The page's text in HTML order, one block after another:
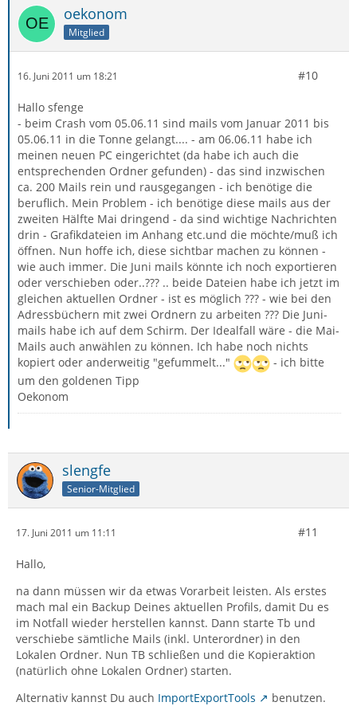
oekonom
Mitglied
16. Juni 2011 um 18:21 #10
Hallo sfenge
- beim Crash vom 05.06.11 sind mails vom Januar 2011 bis
05.06.11 in die Tonne gelangt.... - am 06.06.11 habe ich
meinen neuen PC eingerichtet (da habe ich auch die
entsprechenden Ordner gefunden) - das sind inzwischen
ca. 200 Mails rein und rausgegangen - ich benötige die
beruflich. Mein Problem - ich benötige diese mails aus der
zweiten Hälfte Mai dringend - da sind wichtige Nachrichten
drin - Grafikdateien im Anhang etc.und die möchte/muß ich
öffnen. Nun hoffe ich, diese sichtbar machen zu können -
wie auch immer. Die Juni mails könnte ich noch exportieren
oder verschieben oder..??? .. beide Dateien habe ich jetzt im
gleichen aktuellen Ordner - ist es möglich ??? - wie bei den
Adressbüchern mit zwei Ordnern zu arbeiten ??? Die Juni-
mails habe ich auf dem Schirm. Der Idealfall wäre - die Mai-
Mails auch anwählen zu können. Ich habe noch nichts
kopiert oder anderweitig "gefummelt..."
- ich bitte
um den goldenen Tipp
Oekonom
slengfe
Senior-Mitglied
17. Juni 2011 um 11:11 #11
Hallo,
na dann müssen wir da etwas Vorarbeit leisten. Als erstes
mach mal ein Backup Deines aktuellen Profils, damit Du es
im Notfall wieder herstellen kannst. Dann starte Tb und
verschiebe sämtliche Mails (inkl. Unterordner) in den
Lokalen Ordner. Nun TB schließen und die Kopieraktion
(natürlich ohne Lokalen Ordner) starten.
Alternativ kannst Du auch ImportExportTools
benutzen.